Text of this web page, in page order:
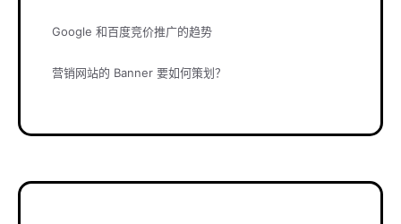
Google 和百度竞价推广的趋势
营销网站的 Banner 要如何策划？